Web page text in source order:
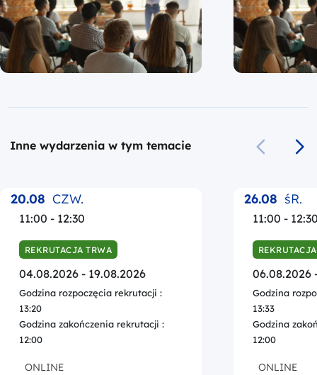
Inne wydarzenia w tym temacie
Poprzedni
20.08 CZW.
11:00 - 12:30
REKRUTACJA TRWA
04.08.2026 - 19.08.2026
Godzina rozpoczęcia rekrutacji :
13:20
Godzina zakończenia rekrutacji :
12:00
ONLINE
26.08 śR.
11:00 -
06.08.2026
Godzina
13:33
Godzina
12:00
ONLINE